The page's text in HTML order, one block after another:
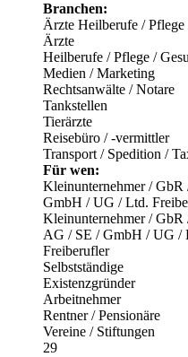
Branchen:
Ärzte Heilberufe / Pflege
Ärzte
Heilberufe / Pflege /
Medien / Marketing
Rechtsanwälte / Notare
Tankstellen
Tierärzte
Reisebüro / -vermittler
Transport / Spedition /
Für wen:
Kleinunternehmer /
GmbH / UG / Ltd.
Kleinunternehmer /
AG / SE / GmbH / UG /
Freiberufler
Selbstständige
Existenzgründer
Arbeitnehmer
Rentner / Pensionäre
Vereine / Stiftungen
29